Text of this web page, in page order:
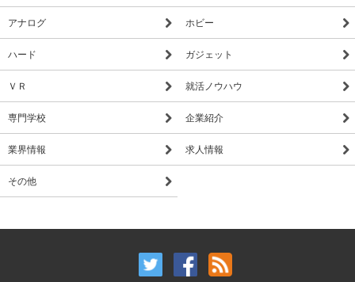
アナログ ホビー
ハード ガジェット
ＶＲ 就活ノウハウ
専門学校 企業紹介
業界情報 求人情報
その他